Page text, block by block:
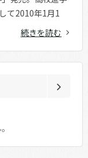
て2010年1月1
と…』でデビュ
続きを読む